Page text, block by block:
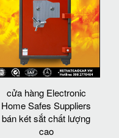
cửa hàng Electronic
Home Safes Suppliers
bán két sắt chất lượng
cao